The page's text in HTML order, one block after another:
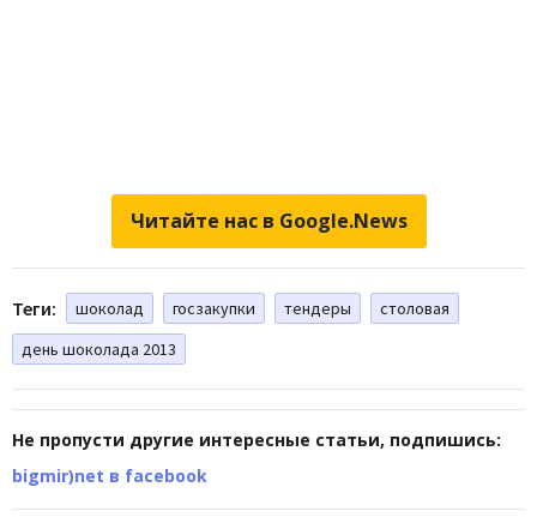
Читайте нас в Google.News
Теги: шоколад госзакупки тендеры
столовая
день шоколада 2013
Не пропусти другие интересные статьи, подпишись:
bigmir)net в facebook